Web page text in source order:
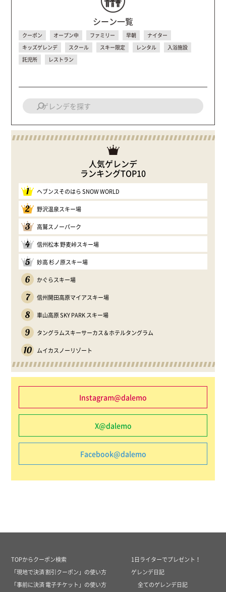
シーン一覧
クーポン オープン中 ファミリー 早朝
ナイター
キッズゲレンデ
スクール スキー限定 レンタル
入浴施設
託児所
レストラン
人気ゲレンデ
ランキングTOP10
1 ヘブンスそのはら SNOW WORLD
2 野沢温泉スキー場
3 高鷲スノーパーク
4 信州松本 野麦峠スキー場
5 妙高 杉ノ原スキー場
6 かぐらスキー場
7 信州開田高原マイアスキー場
8 車山高原 SKY PARK スキー場
9 タングラムスキーサーカス＆ホテルタングラム
10 ムイカスノーリゾート
Instagram@dalemo
X@dalemo
Facebook@dalemo
TOPからクーポン検索
「現地で決済 割引クーポン」の使い方
「事前に決済 電子チケット」の使い方
1日ライターでプレゼント！
ゲレンデ日記
全てのゲレンデ日記